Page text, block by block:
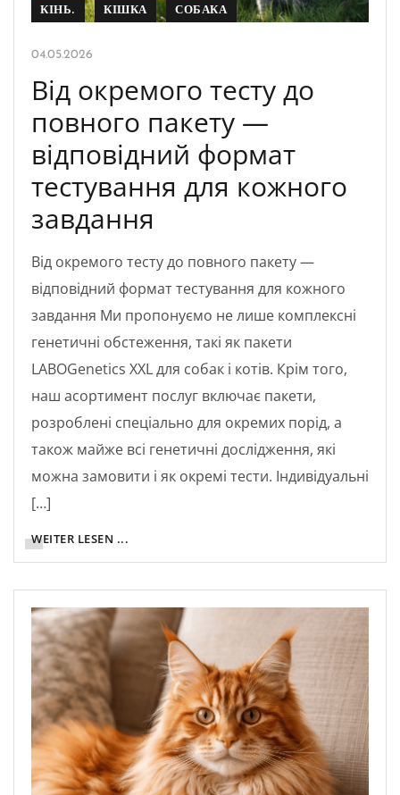
КІНЬ. КІШКА СОБАКА
04.05.2026
Від окремого тесту до
повного пакету —
відповідний формат
тестування для кожного
завдання
Від окремого тесту до повного пакету —
відповідний формат тестування для кожного
завдання Ми пропонуємо не лише комплексні
генетичні обстеження, такі як пакети
LABOGenetics XXL для собак і котів. Крім того,
наш асортимент послуг включає пакети,
розроблені спеціально для окремих порід, а
також майже всі генетичні дослідження, які
можна замовити і як окремі тести. Індивідуальні
[…]
WEITER LESEN ...